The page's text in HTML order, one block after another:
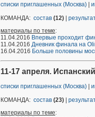
списки приглашенных (Москва)
КОМАНДА: состав (12)
материалы по теме:
11.04.2016 Впервые проходит
11.04.2016 Дневник финала на
16.04.2016 Больше половины
11-17 апреля.
списки приглашенных (Москва)
КОМАНДА: состав (23)
материалы по теме: